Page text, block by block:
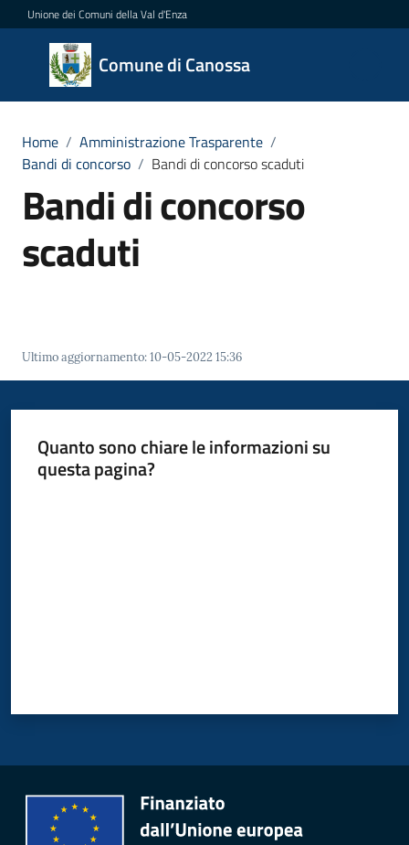
Vai al contenuto
Vai alla navigazione
Vai al footer
Unione dei Comuni della Val d'Enza
Comune di Canossa
Comune
di
Amministrazione
Menu selezionato
Novità
Canossa
Seguici
su
Home / Amministrazione Trasparente /
Bandi di concorso / Bandi di concorso scaduti
Bandi di concorso
scaduti
Ultimo aggiornamento:10-05-2022 15:36
Quanto sono chiare le informazioni su
questa pagina?